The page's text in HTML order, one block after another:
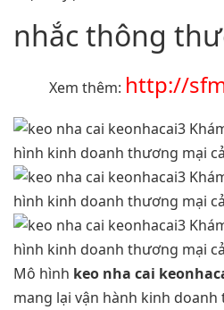
nhắc thông
Xem thêm: http://
Mô hình keo nha cai
mang lại vận hành kinh